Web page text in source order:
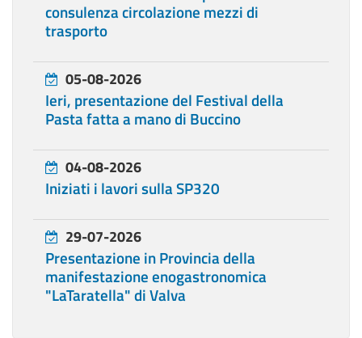
consulenza circolazione mezzi di
trasporto
05-08-2026
Ieri, presentazione del Festival della
Pasta fatta a mano di Buccino
04-08-2026
Iniziati i lavori sulla SP320
29-07-2026
Presentazione in Provincia della
manifestazione enogastronomica
"LaTaratella" di Valva